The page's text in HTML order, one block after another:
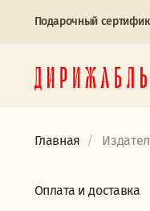
Подарочный
Главная
Оплата и доставка